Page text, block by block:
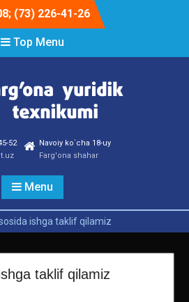
(73) 226-41-26
Top Menu
52
Navoiy ko`cha 18-uy
Farg'ona shahar
Menu
ishga taklif qilamiz
taklif qilamiz